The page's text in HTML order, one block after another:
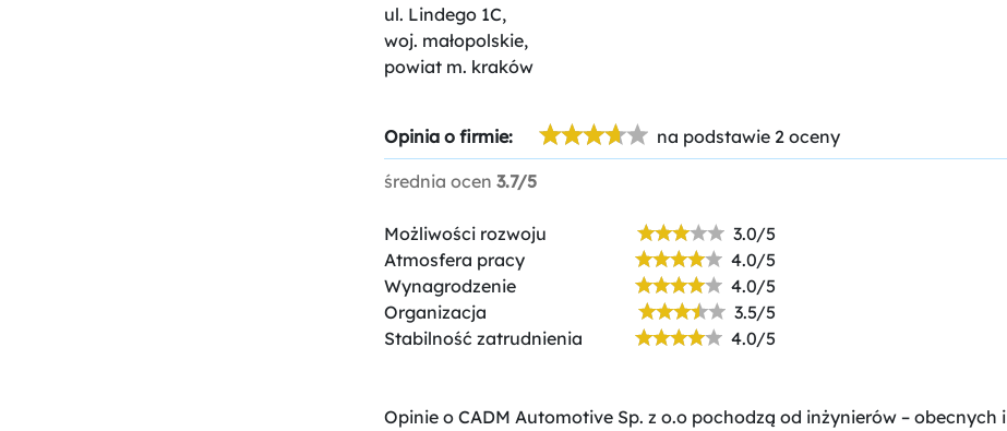
ul. Lindego 1C,
woj. małopolskie,
powiat m. kraków
Opinia o firmie: na podstawie 2 oceny
średnia ocen 3.7/5
Możliwości rozwoju
3.0/5
Atmosfera pracy
4.0/5
Wynagrodzenie
4.0/5
Organizacja
3.5/5
Stabilność zatrudnienia
4.0/5
Opinie o CADM Automotive Sp. z o.o pochodzą od inżynierów – obecnych i